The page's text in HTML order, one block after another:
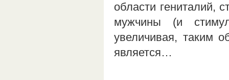
области гениталий,
мужчины (и
увеличивая, таким
является…